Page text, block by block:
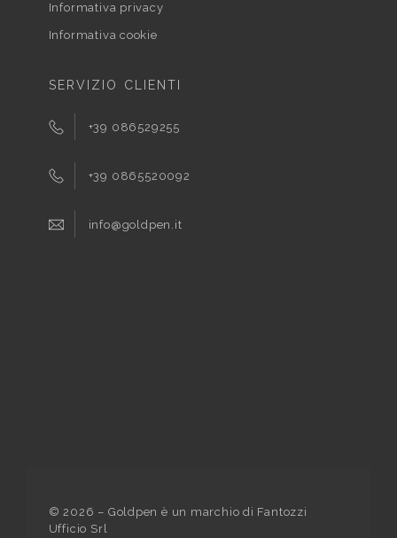
Informativa privacy
Informativa cookie
SERVIZIO CLIENTI
+39 086529255
+39 0865520092
info@goldpen.it
©2026 – Goldpen è un marchio di Fantozzi
Ufficio Srl